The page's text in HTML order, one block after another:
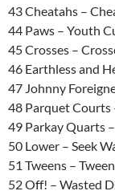
43 Cheatahs –
44 Paws – Youth
45 Crosses –
46 Earthless and
47 Johnny
48 Parquet Courts
49 Parkay Quarts
50 Lower – Seek
51 Tweens –
52 Off! – Wasted